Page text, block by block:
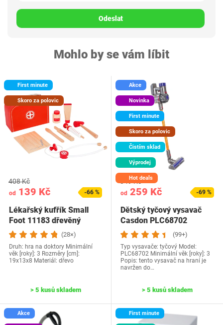
Odeslat
Mohlo by se vám líbit
First minute
Skoro za polovic
od 139 Kč
408 Kč
-66 %
Lékařský kufřík Small
Foot 11183 dřevěný
(28×)
Druh: hra na doktory Minimální
věk [roky]: 3 Rozměry [cm]:
19x13x8 Materiál: dřevo
> 5 kusů skladem
Akce
Novinka
First minute
Skoro za polovic
Čistím sklad
Výprodej
Hot deals
od 259 Kč
849 Kč
-69 %
Dětský tyčový vysavač
Casdon PLC68702
(99+)
Typ vysavače: tyčový Model:
PLC68702 Minimální věk [roky]: 3
Popis: tento vysavač na hraní je
navržen do…
> 5 kusů skladem
Akce First minute